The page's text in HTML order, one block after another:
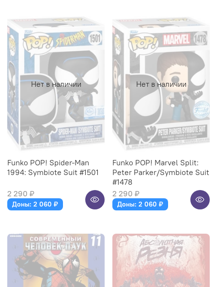
Нет в наличии
Funko POP! Spider-Man
1994: Symbiote Suit #1501
2 290 ₽
Доны: 2 060 ₽
Нет в наличии
Funko POP! Marvel Split:
Peter Parker/Symbiote Suit
#1478
2 290 ₽
Доны: 2 060 ₽